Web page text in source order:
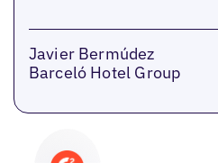
Javier Bermúdez
Barceló Hotel Group